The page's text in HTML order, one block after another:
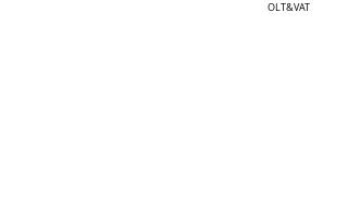
OLT&VAT